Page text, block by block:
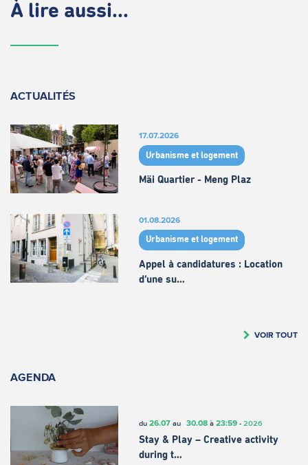
À lire aussi...
ACTUALITÉS
17.07.2026
Urbanisme et logement
Mäi Quartier - Meng Plaz
01.08.2026
Urbanisme et logement
Appel à candidatures : Location
d’une su…
VOIR TOUT
AGENDA
du 26.07au 30.08à 23:59- 2026
Stay & Play – Creative activity
during t…